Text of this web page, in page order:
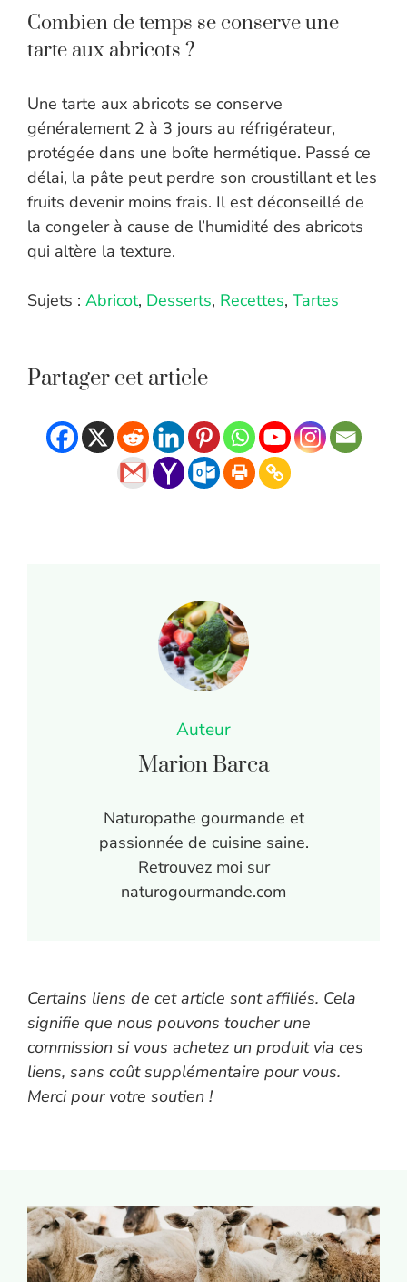
Combien de temps se conserve une
tarte aux abricots ?
Une tarte aux abricots se conserve
généralement 2 à 3 jours au réfrigérateur,
protégée dans une boîte hermétique. Passé ce
délai, la pâte peut perdre son croustillant et les
fruits devenir moins frais. Il est déconseillé de
la congeler à cause de l’humidité des abricots
qui altère la texture.
Sujets : Abricot, Desserts, Recettes, Tartes
Partager cet article
Auteur
Marion Barca
Naturopathe gourmande et
passionnée de cuisine saine.
Retrouvez moi sur
naturogourmande.com
Certains liens de cet article sont affiliés. Cela
signifie que nous pouvons toucher une
commission si vous achetez un produit via ces
liens, sans coût supplémentaire pour vous.
Merci pour votre soutien !